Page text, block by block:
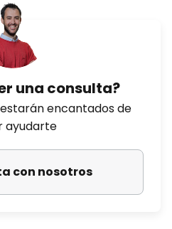
una consulta?
encantados de
ayudarte
con nosotros